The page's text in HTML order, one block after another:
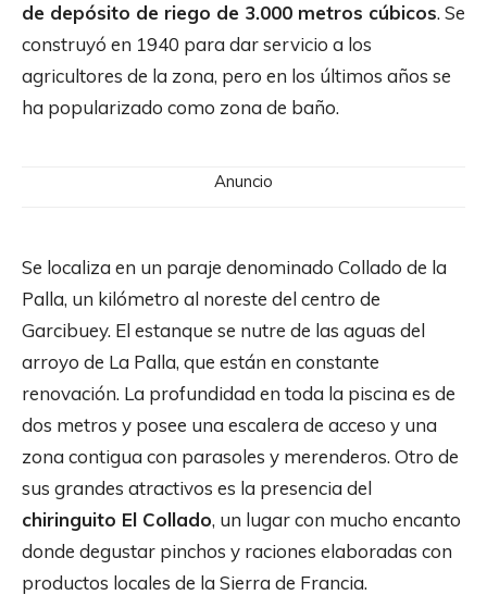
de depósito de riego de 3.000 metros cúbicos. Se
construyó en 1940 para dar servicio a los
agricultores de la zona, pero en los últimos años se
ha popularizado como zona de baño.
Anuncio
Se localiza en un paraje denominado Collado de la
Palla, un kilómetro al noreste del centro de
Garcibuey. El estanque se nutre de las aguas del
arroyo de La Palla, que están en constante
renovación. La profundidad en toda la piscina es de
dos metros y posee una escalera de acceso y una
zona contigua con parasoles y merenderos. Otro de
sus grandes atractivos es la presencia del
chiringuito El Collado, un lugar con mucho encanto
donde degustar pinchos y raciones elaboradas con
productos locales de la Sierra de Francia.